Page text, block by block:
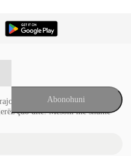
i lajmeve në Ballkan që
çdo ditë. Mësoni më shumë